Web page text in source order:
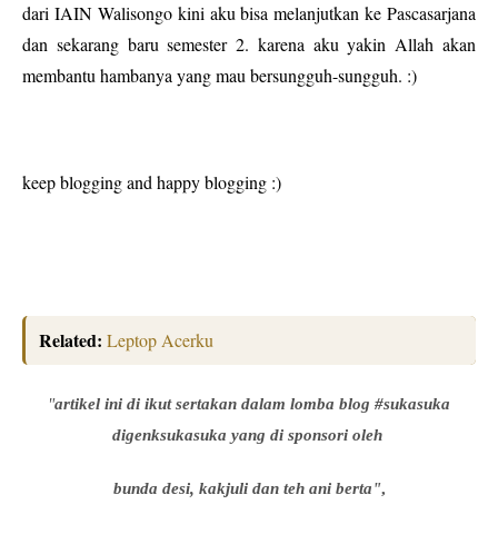
dari IAIN Walisongo kini aku bisa melanjutkan ke Pascasarjana
dan sekarang baru semester 2. karena aku yakin Allah akan
membantu hambanya yang mau bersungguh-sungguh. :)
keep blogging and happy blogging :)
Related: Leptop Acerku
"artikel ini di ikut sertakan dalam lomba blog #sukasuka
digenksukasuka yang di sponsori oleh
bunda desi, kakjuli dan teh ani berta",